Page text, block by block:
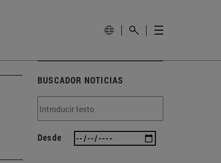
BUSCADOR NOTICIAS
Desde